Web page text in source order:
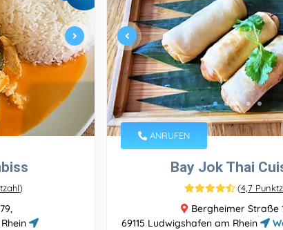
)
ANRUFEN
Bay Jok Thai
(4,7
Bergheimer Straße
69115 Ludwigshafen am Rhein